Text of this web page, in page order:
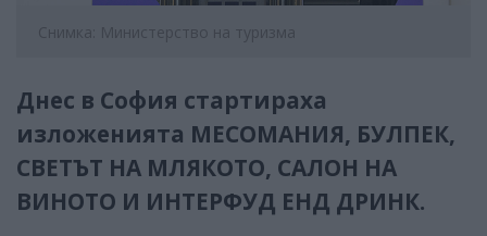
Снимка: Министерство на туризма
Днес в София стартираха
изложенията МЕСОМАНИЯ, БУЛПЕК,
СВЕТЪТ НА МЛЯКОТО, САЛОН НА
ВИНОТО И ИНТЕРФУД ЕНД ДРИНК.